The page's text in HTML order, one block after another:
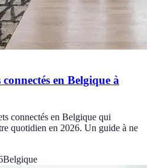
en Belgique à
connectés en Belgique qui
quotidien en 2026. Un guide à ne
Belgique